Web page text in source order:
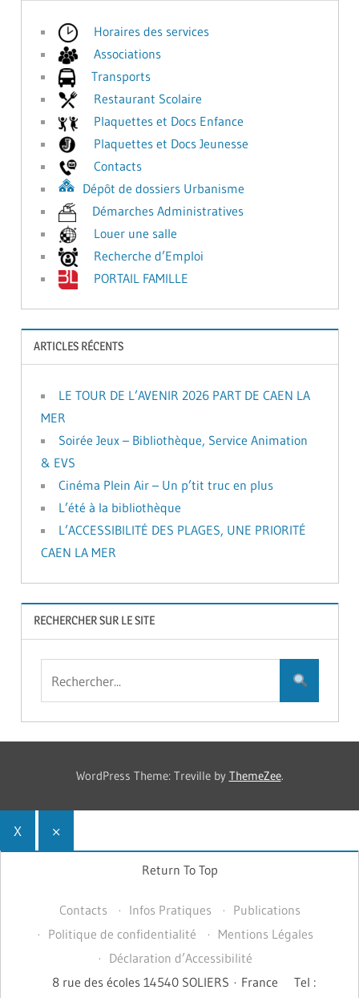
Horaires des services
Associations
Transports
Restaurant Scolaire
Plaquettes et Docs Enfance
Plaquettes et Docs Jeunesse
Contacts
Dépôt de dossiers Urbanisme
Démarches Administratives
Louer une salle
Recherche d’Emploi
PORTAIL FAMILLE
ARTICLES RÉCENTS
LE TOUR DE L’AVENIR 2026 PART DE CAEN LA
MER
Soirée Jeux – Bibliothèque, Service Animation
& EVS
Cinéma Plein Air – Un p’tit truc en plus
L’été à la bibliothèque
L’ACCESSIBILITÉ DES PLAGES, UNE PRIORITÉ
CAEN LA MER
RECHERCHER SUR LE SITE
WordPress Theme: Treville by ThemeZee.
X ×
Return To Top
Contacts Infos Pratiques
Publications
Politique de confidentialité
Mentions Légales
Déclaration d’Accessibilité
8 rue des écoles 14540 SOLIERS · France
Tel :